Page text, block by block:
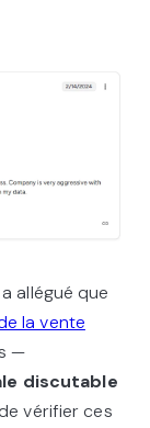
allégué que
la vente
—
discutable
vérifier ces